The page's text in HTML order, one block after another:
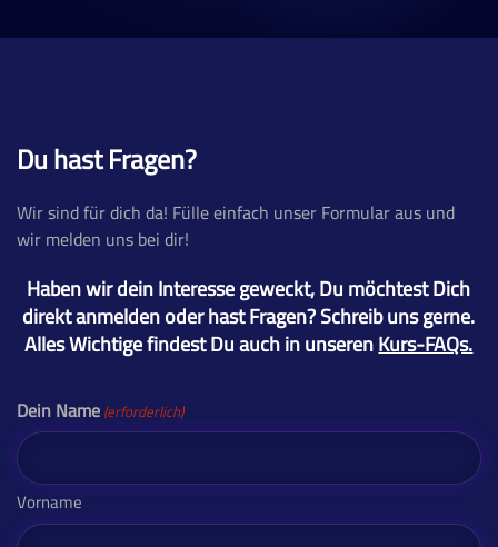
Du hast Fragen?
Wir sind für dich da! Fülle einfach unser Formular aus und
wir melden uns bei dir!
Haben wir dein Interesse geweckt, Du möchtest Dich
direkt anmelden oder hast Fragen? Schreib uns gerne.
Alles Wichtige findest Du auch in unserenKurs-FAQs.
Dein Name(erforderlich)
Vorname